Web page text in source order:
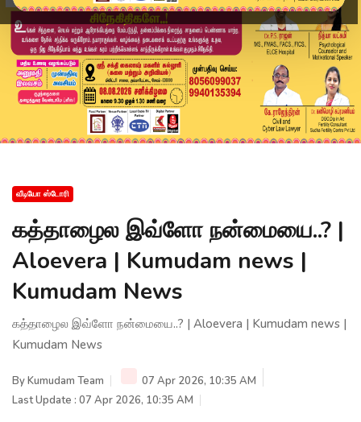
வீடியோ ஸ்டோரி
கத்தாழைல இவ்ளோ நன்மையை..? |
Aloevera | Kumudam news |
Kumudam News
கத்தாழைல இவ்ளோ நன்மையை..? | Aloevera | Kumudam news |
Kumudam News
ByKumudam Team
07 Apr 2026, 10:35 AM
Last Update : 07 Apr 2026, 10:35 AM